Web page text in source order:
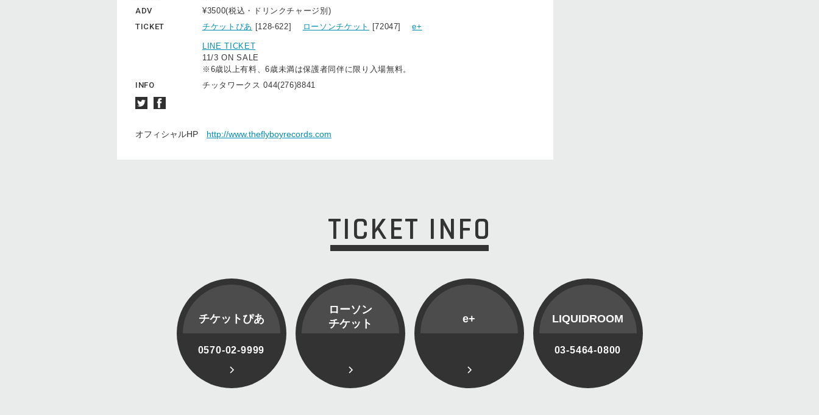
ADV
¥3500(税込・ドリンクチャージ別)
TICKET
チケットぴあ [128-622] ローソンチケット [72047]e+
LINE TICKET
11/3 ON SALE
※6歳以上有料、6歳未満は保護者同伴に限り入場無料。
INFO
チッタワークス 044(276)8841
オフィシャルHP http://www.theflyboyrecords.com
TICKET INFO
チケットぴあ
0570-02-9999
ローソン
チケット
e+ LIQUIDROOM
03-5464-0800